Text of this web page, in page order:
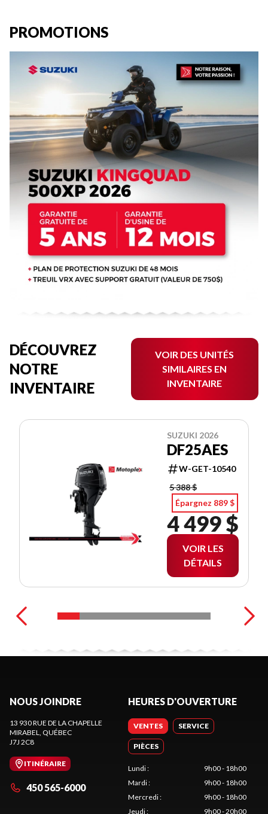
PROMOTIONS
DÉCOUVREZ
NOTRE
INVENTAIRE
VOIR DES UNITÉS
SIMILAIRES EN
INVENTAIRE
SUZUKI 2026
DF25AES
W-GET-10540
5 388 $
Épargnez 889 $
4 499 $
VOIR LES
DÉTAILS
NOUS JOINDRE
13 930 RUE DE LA CHAPELLE
MIRABEL
, QUÉBEC
J7J 2C8
ITINÉRAIRE
450 565-6000
HEURES D'OUVERTURE
VENTES SERVICE
PIÈCES
Lundi:
9h00 - 18h00
Mardi:
9h00 - 18h00
Mercredi:
9h00 - 18h00
Jeudi: 9h00 - 20h00